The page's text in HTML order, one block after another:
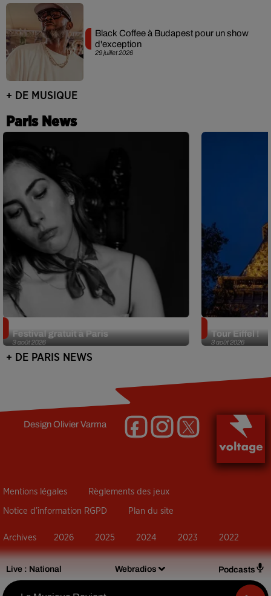
Live : National Webradios Podcasts
29 juillet 2026
Black Coffee à Budapest pour un show
d'exception
+ DE MUSIQUE
Paris News
3 août 2026
Festival gratuit à Paris
3 août 2026
Tour Eiffel !
+ DE PARIS NEWS
DesignOlivier Varma
Mentions légales Règlements des jeux
Notice d’information RGPD Plan du site
Archives 2026 2025 2024 2023 2022